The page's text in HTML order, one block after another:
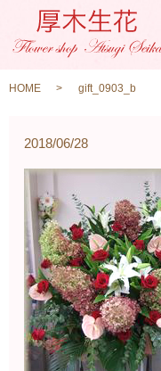
HOME gift_0903_b
2018/06/28